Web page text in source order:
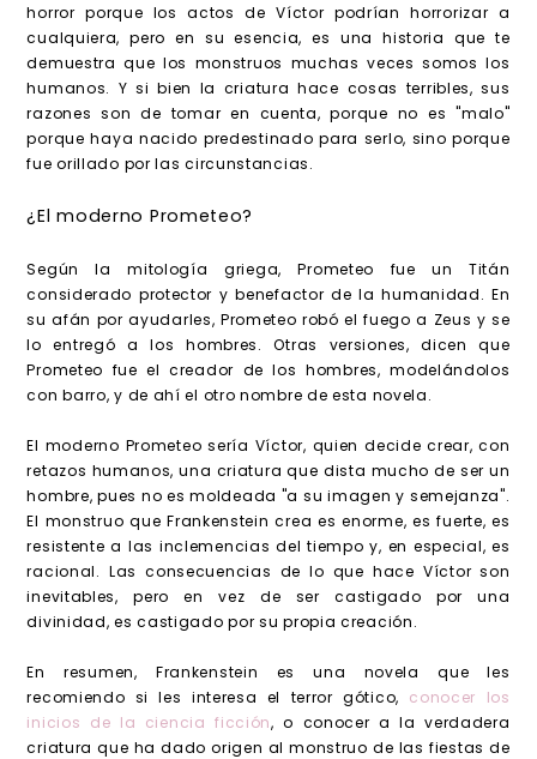
horror porque los actos de Víctor podrían horrorizar a
cualquiera, pero en su esencia, es una historia que te
demuestra que los monstruos muchas veces somos los
humanos. Y si bien la criatura hace cosas terribles, sus
razones son de tomar en cuenta, porque no es "malo"
porque haya nacido predestinado para serlo, sino porque
fue orillado por las circunstancias.
¿El moderno Prometeo?
Según la mitología griega, Prometeo fue un Titán
considerado protector y benefactor de la humanidad. En
su afán por ayudarles, Prometeo robó el fuego a Zeus y se
lo entregó a los hombres. Otras versiones, dicen que
Prometeo fue el creador de los hombres, modelándolos
con barro, y de ahí el otro nombre de esta novela.
El moderno Prometeo sería Víctor, quien decide crear, con
retazos humanos, una criatura que dista mucho de ser un
hombre, pues no es moldeada "a su imagen y semejanza".
El monstruo que Frankenstein crea es enorme, es fuerte, es
resistente a las inclemencias del tiempo y, en especial, es
racional. Las consecuencias de lo que hace Víctor son
inevitables, pero en vez de ser castigado por una
divinidad, es castigado por su propia creación.
En resumen, Frankenstein es una novela que les
recomiendo si les interesa el terror gótico, conocer los
inicios de la ciencia ficción, o conocer a la verdadera
criatura que ha dado origen al monstruo de las fiestas de